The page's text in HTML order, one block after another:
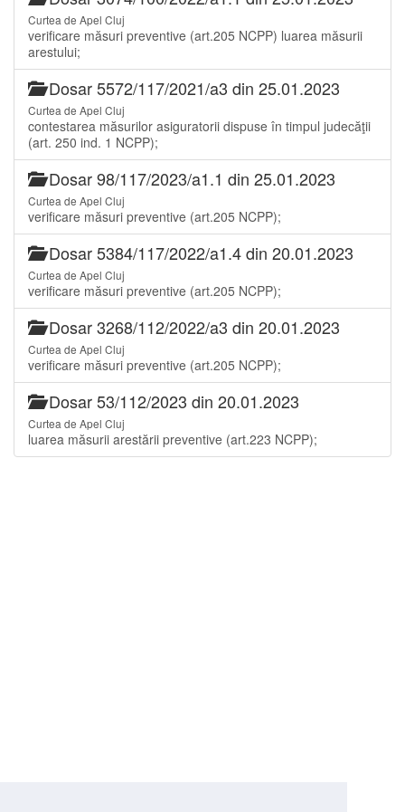
Curtea de Apel Cluj
verificare măsuri preventive (art.205 NCPP) luarea măsurii
arestului;
Dosar 5572/117/2021/a3 din 25.01.2023
Curtea de Apel Cluj
contestarea măsurilor asiguratorii dispuse în timpul judecăţii
(art. 250 ind. 1 NCPP);
Dosar 98/117/2023/a1.1 din 25.01.2023
Curtea de Apel Cluj
verificare măsuri preventive (art.205 NCPP);
Dosar 5384/117/2022/a1.4 din 20.01.2023
Curtea de Apel Cluj
verificare măsuri preventive (art.205 NCPP);
Dosar 3268/112/2022/a3 din 20.01.2023
Curtea de Apel Cluj
verificare măsuri preventive (art.205 NCPP);
Dosar 53/112/2023 din 20.01.2023
Curtea de Apel Cluj
luarea măsurii arestării preventive (art.223 NCPP);